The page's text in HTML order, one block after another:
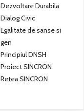
Dezvoltare Durabila
Dialog Civic
Egalitate de sanse si
gen
Principiul DNSH
Proiect SINCRON
Retea SINCRON